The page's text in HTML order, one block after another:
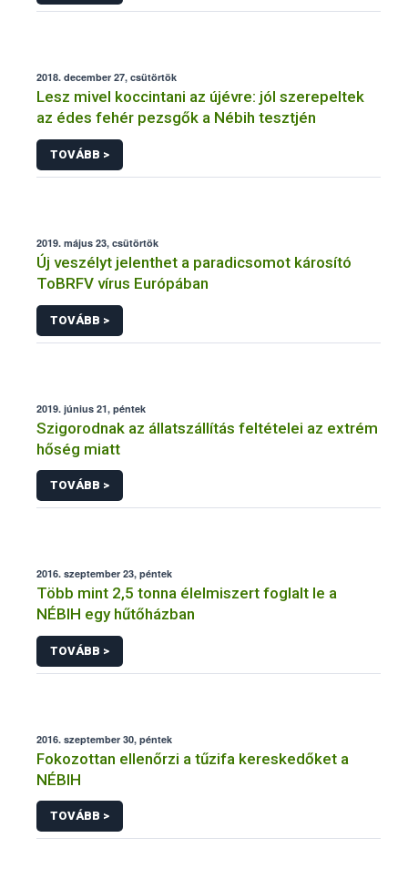
2018. december 27, csütörtök
Lesz mivel koccintani az újévre: jól szerepeltek
az édes fehér pezsgők a Nébih tesztjén
TOVÁBB >
2019. május 23, csütörtök
Új veszélyt jelenthet a paradicsomot károsító
ToBRFV vírus Európában
TOVÁBB >
2019. június 21, péntek
Szigorodnak az állatszállítás feltételei az extrém
hőség miatt
TOVÁBB >
2016. szeptember 23, péntek
Több mint 2,5 tonna élelmiszert foglalt le a
NÉBIH egy hűtőházban
TOVÁBB >
2016. szeptember 30, péntek
Fokozottan ellenőrzi a tűzifa kereskedőket a
NÉBIH
TOVÁBB >